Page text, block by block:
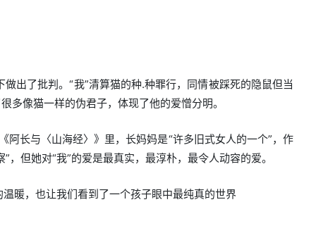
出了批判。“我”清算猫的种.种罪行，同情被踩死的隐鼠但当
多像猫一样的伪君子，体现了他的爱憎分明。
阿长与〈山海经〉》里，长妈妈是“许多旧式女人的一个”，作
但她对“我”的爱是最真实，最淳朴，最令人动容的爱。
暖，也让我们看到了一个孩子眼中最纯真的世界